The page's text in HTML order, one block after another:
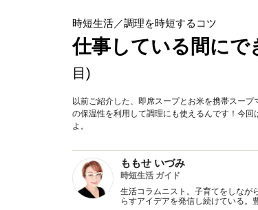
時短生活／調理を時短するコツ
仕事している間にで
目)
以前ご紹介した、即席スープとお米を携帯スー
の保温性を利用して調理にも使えるんです！今
よ。
ももせ いづみ
時短生活 ガイド
生活コラムニスト。子育てをしなが
らすアイデアを発信し続けている